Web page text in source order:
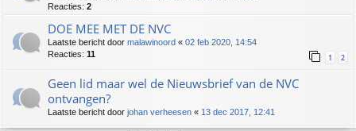
Reacties: 2
DOE MEE MET DE NVC
Laatste bericht door malawinoord « 02 feb 2020, 14:54
Reacties: 11 1 2
Geen lid maar wel de Nieuwsbrief van de NVC
ontvangen?
Laatste bericht door johan verheesen « 13 dec 2017, 12:41